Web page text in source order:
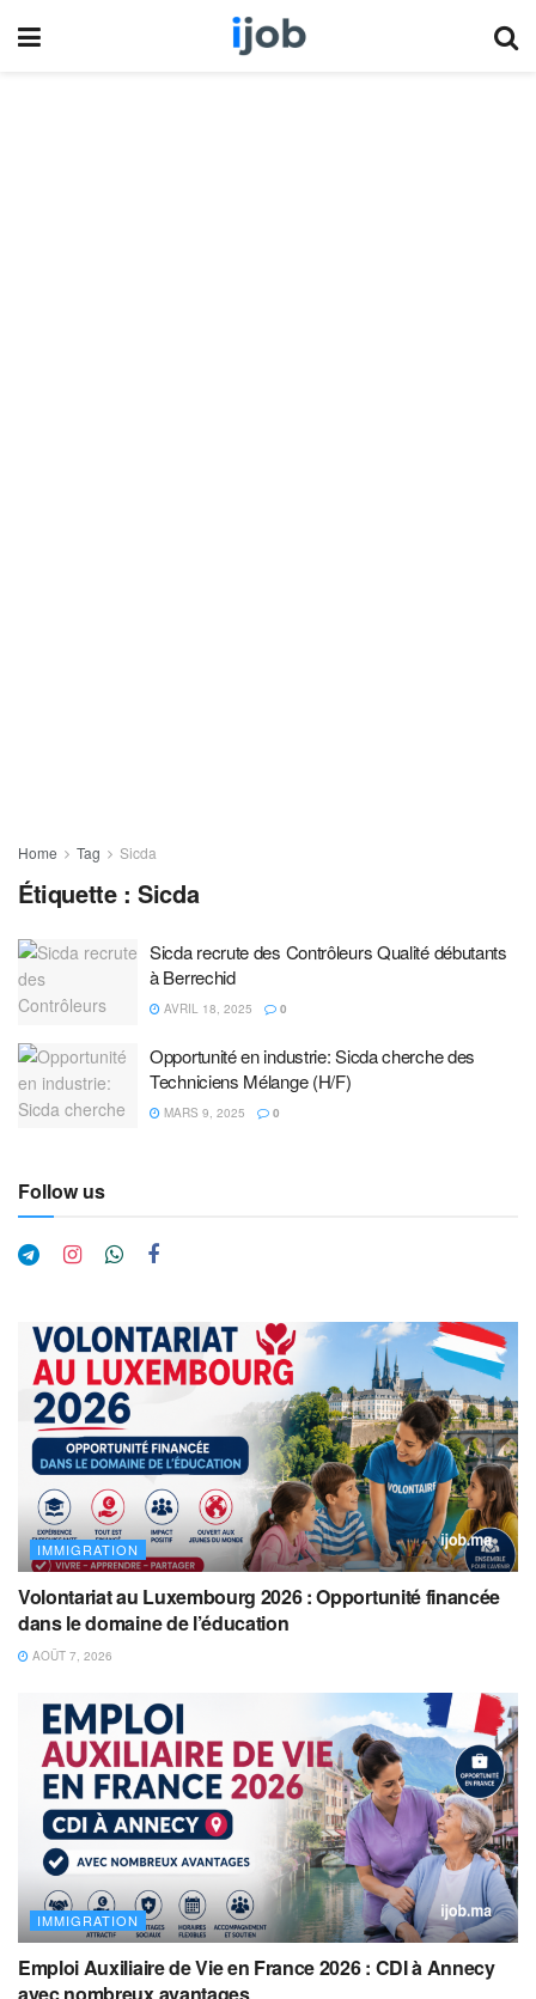
Home Tag Sicda
Étiquette :Sicda
Sicda recrute des Contrôleurs Qualité débutants
à Berrechid
AVRIL 18, 2025 0
Opportunité en industrie: Sicda cherche des
Techniciens Mélange (H/F)
MARS 9, 2025 0
Follow us
IMMIGRATION
Volontariat au Luxembourg 2026 : Opportunité financée
dans le domaine de l’éducation
AOÛT 7, 2026
IMMIGRATION
Emploi Auxiliaire de Vie en France 2026 : CDI à Annecy